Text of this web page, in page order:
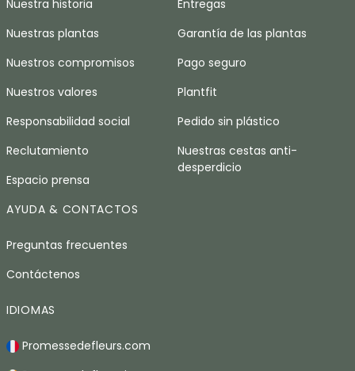
Nuestra historia
Nuestras plantas
Nuestros compromisos
Nuestros valores
Responsabilidad social
Reclutamiento
Espacio prensa
Entregas
Garantía de las plantas
Pago seguro
Plantfit
Pedido sin plástico
Nuestras cestas anti-
desperdicio
AYUDA & CONTACTOS
Preguntas frecuentes
Contáctenos
IDIOMAS
Promessedefleurs.com